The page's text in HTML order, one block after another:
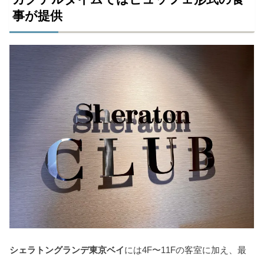
事が提供
シェラトングランデ東京ベイには4F〜11Fの客室に加え、最